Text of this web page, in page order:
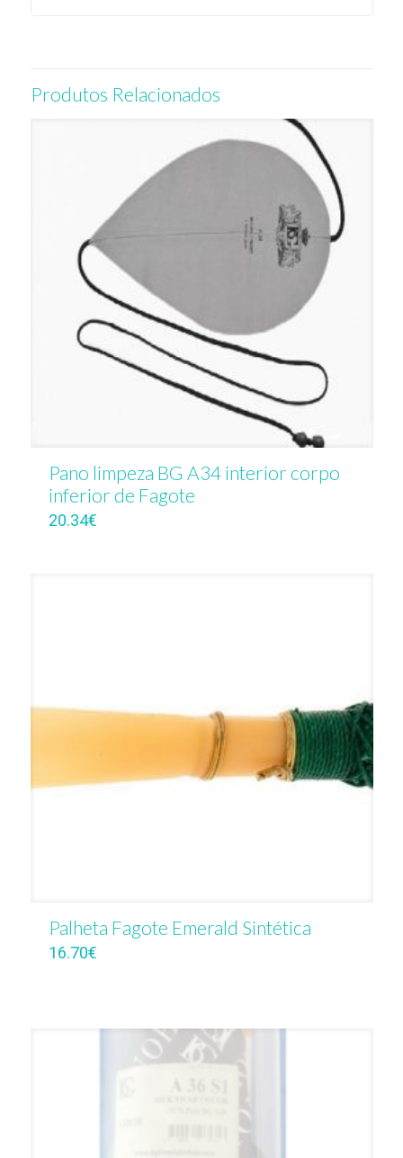
Produtos Relacionados
Pano limpeza BG A34 interior corpo
inferior de Fagote
20.34€
Palheta Fagote Emerald Sintética
16.70€